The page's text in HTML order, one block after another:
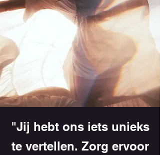
"Jij hebt ons iets unieks
te vertellen. Zorg ervoor